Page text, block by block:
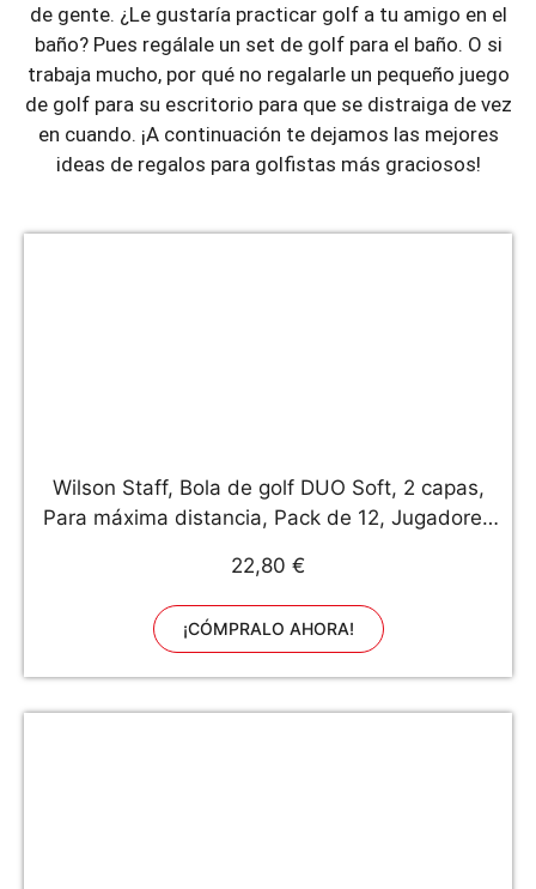
de gente. ¿Le gustaría practicar golf a tu amigo en el
baño? Pues regálale un set de golf para el baño. O si
trabaja mucho, por qué no regalarle un pequeño juego
de golf para su escritorio para que se distraiga de vez
en cuando. ¡A continuación te dejamos las mejores
ideas de regalos para golfistas más graciosos!
Wilson Staff, Bola de golf DUO Soft, 2 capas,
Para máxima distancia, Pack de 12, Jugadores
22,80 €
¡CÓMPRALO AHORA!